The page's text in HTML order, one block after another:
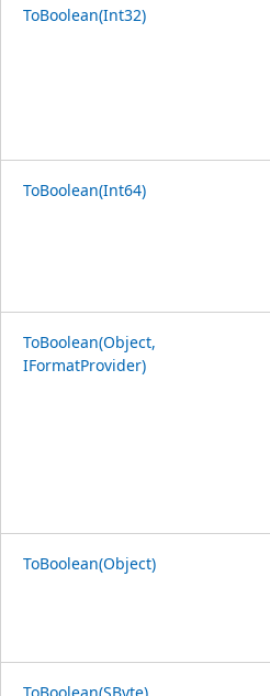
ToBoolean(Int32)
ToBoolean(Int64)
ToBoolean(Object,
IFormatProvider)
ToBoolean(Object)
ToBoolean(SByte)